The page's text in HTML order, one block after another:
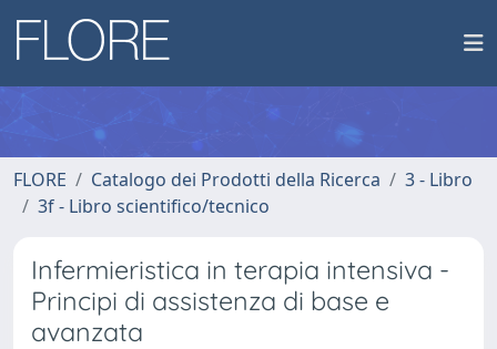
FLORE Catalogo dei Prodotti della Ricerca
3 - Libro
3f - Libro scientifico/tecnico
Infermieristica in terapia intensiva -
Principi di assistenza di base e
avanzata